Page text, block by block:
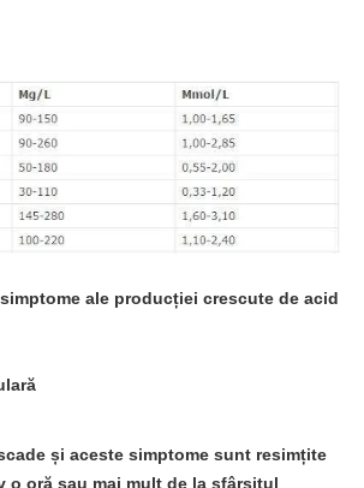
ale producției crescute de acid
și aceste simptome sunt resimțite
o oră sau mai mult de la sfârșitul